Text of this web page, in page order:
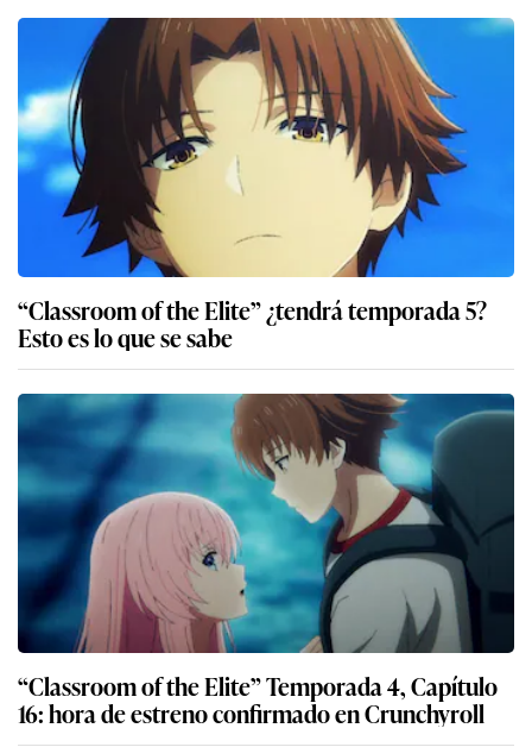
“Classroom of the Elite” ¿tendrá temporada 5?
Esto es lo que se sabe
“Classroom of the Elite” Temporada 4, Capítulo
16: hora de estreno confirmado en Crunchyroll